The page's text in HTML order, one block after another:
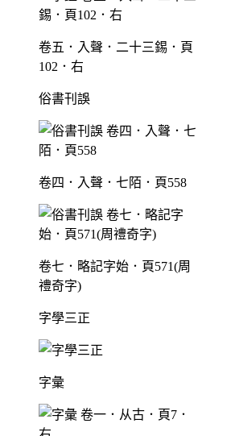
卷五．入聲．二十三錫．頁
102．右
俗書刊誤
卷四．入聲．七陌．頁558
卷七．略記字始．頁571(周
禮奇字)
字學三正
字彙